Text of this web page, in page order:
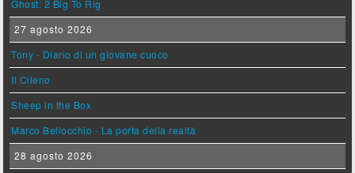
Ghost: 2 Big To Rig
27 agosto 2026
Tony - Diario di un giovane cuoco
Il Cileno
Sheep in the Box
Marco Bellocchio - La porta della realtà
28 agosto 2026